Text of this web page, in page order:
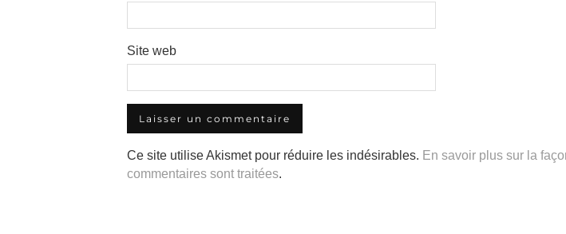
Site web
Ce site utilise Akismet pour réduire les indésirables. En savoir plus sur la
commentaires sont traitées.